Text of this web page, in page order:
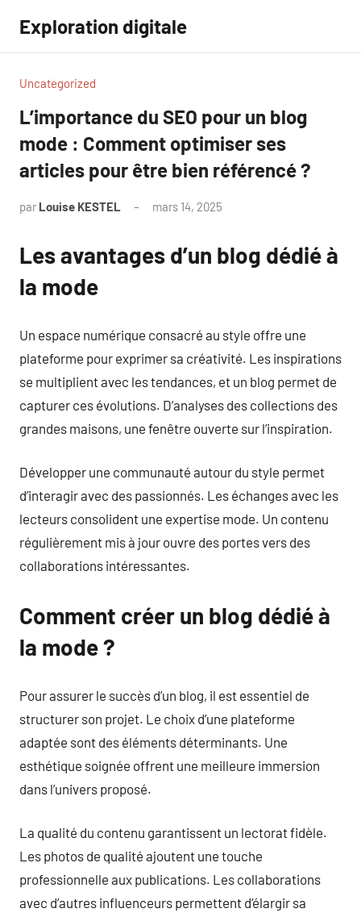
contenu
Exploration digitale
Uncategorized
L’importance du SEO pour un blog
mode : Comment optimiser ses
articles pour être bien référencé ?
par Louise KESTEL mars 14, 2025
Les avantages d’un blog dédié à
la mode
Un espace numérique consacré au style offre une
plateforme pour exprimer sa créativité. Les inspirations
se multiplient avec les tendances, et un blog permet de
capturer ces évolutions. D’analyses des collections des
grandes maisons, une fenêtre ouverte sur l’inspiration.
Développer une communauté autour du style permet
d’interagir avec des passionnés. Les échanges avec les
lecteurs consolident une expertise mode. Un contenu
régulièrement mis à jour ouvre des portes vers des
collaborations intéressantes.
Comment créer un blog dédié à
la mode ?
Pour assurer le succès d’un blog, il est essentiel de
structurer son projet. Le choix d’une plateforme
adaptée sont des éléments déterminants. Une
esthétique soignée offrent une meilleure immersion
dans l’univers proposé.
La qualité du contenu garantissent un lectorat fidèle.
Les photos de qualité ajoutent une touche
professionnelle aux publications. Les collaborations
avec d’autres influenceurs permettent d’élargir sa